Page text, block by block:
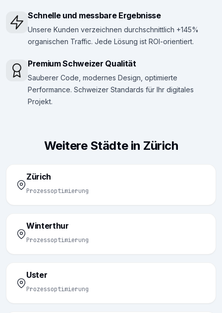
Schnelle und messbare Ergebnisse
Unsere Kunden verzeichnen durchschnittlich +145%
organischen Traffic. Jede Lösung ist ROI-orientiert.
Premium Schweizer Qualität
Sauberer Code, modernes Design, optimierte
Performance. Schweizer Standards für Ihr digitales
Projekt.
Weitere Städte in Zürich
Zürich
Prozessoptimierung
Winterthur
Prozessoptimierung
Uster
Prozessoptimierung